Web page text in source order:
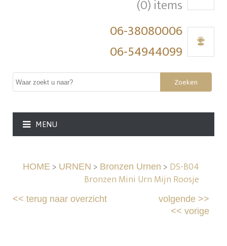
(0) items
06-38080006
06-54944099
Zoeken
MENU
HOME> URNEN > Bronzen Urnen > DS-B04
Bronzen Mini Urn Mijn Roosje
<<terug naar overzicht volgende>>
<< vorige